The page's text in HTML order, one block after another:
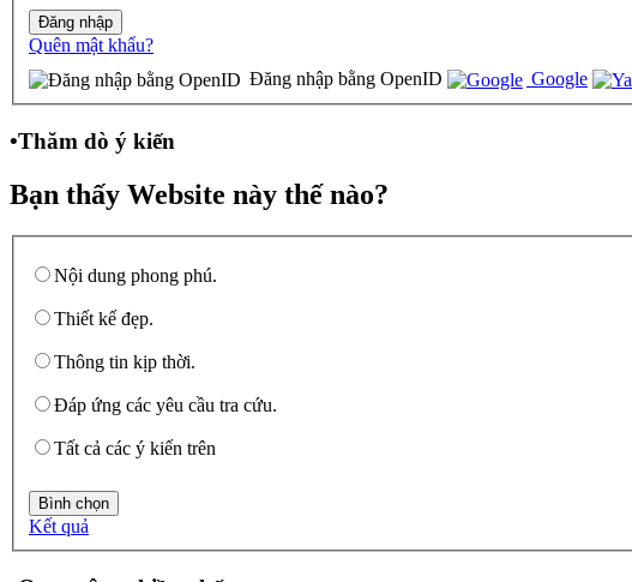
Quên mật khẩu?
Đăng nhập bằng OpenID
Google
•Thăm dò ý kiến
Bạn thấy Website này thế nào?
Nội dung phong phú.
Thiết kế đẹp.
Thông tin kịp thời.
Đáp ứng các yêu cầu tra cứu.
Tất cả các ý kiến trên
Kết quả